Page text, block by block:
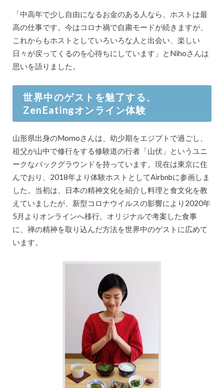
「中高年で少し自由になるお金のある人なら、ホストは最
高の仕事です。今はコロナ禍で自粛モードが続きますが、
これからもホストとしていろいろな人と出会い、楽しい
日々が戻ってくるのを心待ちにしています」とNihoさんは
思いを語りました。
世界中のゲストを魅了する、
ZenEatingオンライン体験
山形県出身のMomoさんは、幼少期をエジプトで過ごし、
祖父が山中で修行をする修験道の行者「山伏」というユニ
ークなバックグラウンドを持っています。現在は東京に住
んでおり、2018年より体験ホストとしてAirbnbに参画しま
した。当初は、日本の精神文化を紹介し料理と食文化を教
えていましたが、新型コロナウイルスの影響により2020年
5月よりオンラインへ移行。オリジナルで考案した食事
に、禅の精神を取り込んだ方法を世界中のゲストに広めて
います。